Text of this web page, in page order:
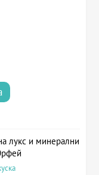
лукс и минерални